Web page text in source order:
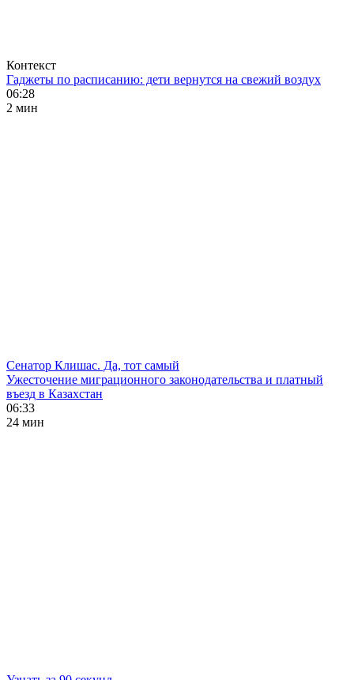
Контекст
Гаджеты по расписанию: дети вернутся на свежий воздух
06:28
2 мин
Сенатор Клишас. Да, тот самый
Ужесточение миграционного законодательства и платный
въезд в Казахстан
06:33
24 мин